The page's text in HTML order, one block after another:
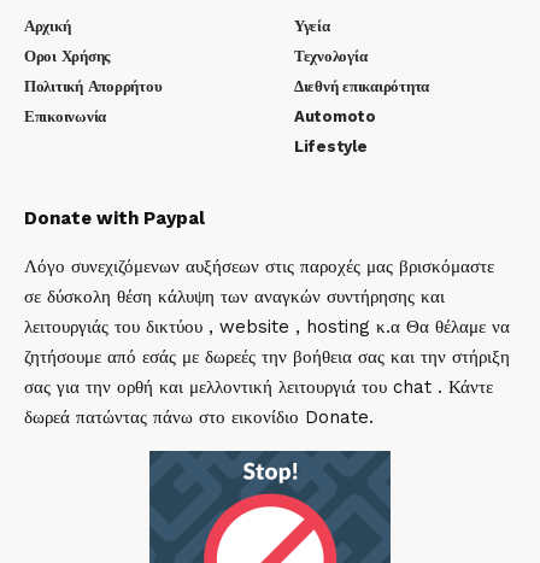
Αρχική
Οροι Χρήσης
Πολιτική Απορρήτου
Επικοινωνία
Υγεία
Τεχνολογία
Διεθνή επικαιρότητα
Automoto
Lifestyle
Donate with Paypal
Λόγο συνεχιζόμενων αυξήσεων στις παροχές μας βρισκόμαστε
σε δύσκολη θέση κάλυψη των αναγκών συντήρησης και
λειτουργιάς του δικτύου , website , hosting κ.α Θα θέλαμε να
ζητήσουμε από εσάς με δωρεές την βοήθεια σας και την στήριξη
σας για την ορθή και μελλοντική λειτουργιά του chat . Κάντε
δωρεά πατώντας πάνω στο εικονίδιο Donate.